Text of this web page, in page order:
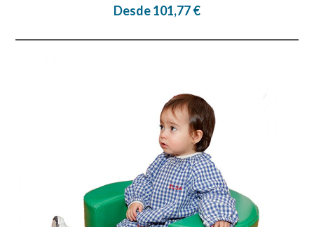
Desde 101,77 €